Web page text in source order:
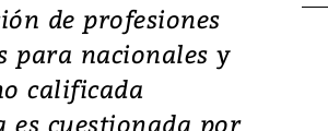
de profesiones
para nacionales y
calificada
es cuestionada por
Japón: Terremoto
deja heridos y graves
en Kumamoto